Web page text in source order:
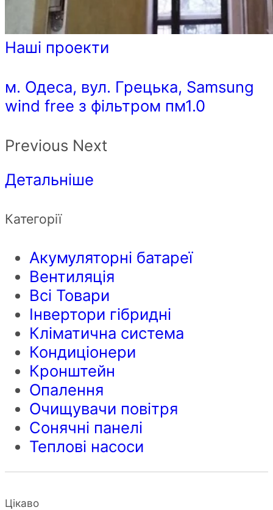
Наші проекти
м. Одеса, вул. Грецька, Samsung
wind free з фільтром пм1.0
Previous Next
Детальніше
Категорії
Акумуляторні батареї
Вентиляція
Всі Товари
Інвертори гібридні
Кліматична система
Кондиціонери
Кронштейн
Опалення
Очищувачи повітря
Сонячні панелі
Теплові насоси
Цікаво